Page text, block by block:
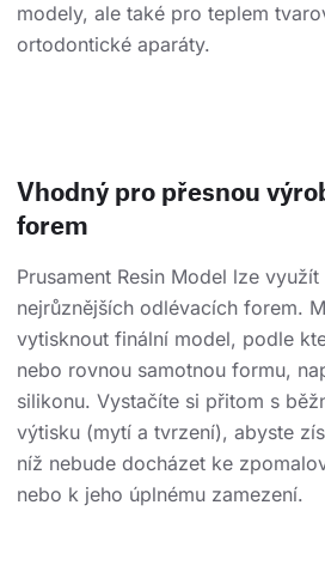
modely, ale také pro teplem
ortodontické aparáty.
Vhodný pro přesnou
forem
Prusament Resin Model lze
nejrůznějších odlévacích forem.
vytisknout finální model, podle
nebo rovnou samotnou formu,
silikonu. Vystačíte si přitom s
výtisku (mytí a tvrzení), abyste
níž nebude docházet ke
nebo k jeho úplnému zamezení.